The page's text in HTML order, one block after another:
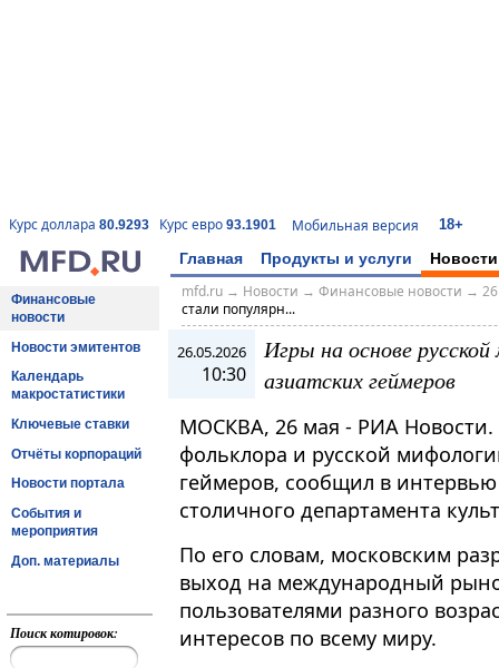
Курс доллара 80.9293 Курс евро 93.1901 Мобильная версия 18+
Главная Продукты и услуги Новости
Финансовые
новости
Новости эмитентов
Календарь
макростатистики
Ключевые ставки
Отчёты корпораций
Новости портала
События и
мероприятия
Доп. материалы
Поиск котировок:
mfd.ru→ Новости → Финансовые новости →
стали популярн...
26.05.2026
10:30
Игры на основе
азиатских геймеров
МОСКВА, 26 мая - РИА Новости.
фольклора и русской
геймеров, сообщил в
столичного департамента
По его словам, московским
выход на международный
пользователями разного
интересов по всему миру​​​.